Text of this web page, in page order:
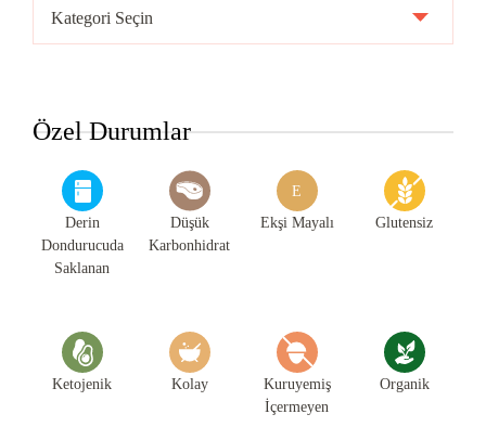
Kategorileri
Özel Durumlar
Derin
Dondurucuda
Saklanan
Düşük
Karbonhidrat
E
Ekşi Mayalı Glutensiz
Ketojenik Kolay
Kuruyemiş
İçermeyen
Organik